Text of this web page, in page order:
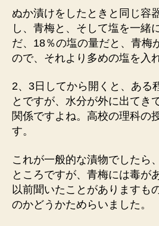
ぬか漬けをしたときと同じ容
し、青梅と、そして塩を一緒
だ、18％の塩の量だと、青梅
ので、それより多めの塩を入
2、3日してから開くと、ある
とですが、水分が外に出てき
関係ですよね。高校の理科の
す。
これが一般的な漬物でしたら
ところですが、青梅には毒が
以前聞いたことがありますも
のかどうかためらいました。